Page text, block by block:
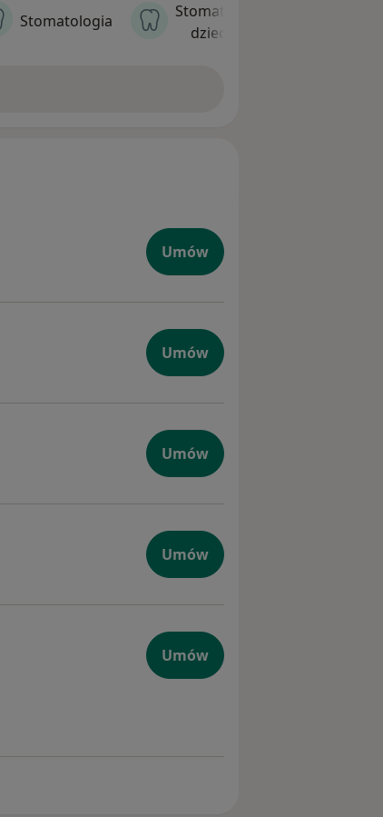
Stomatologia
Stomatologia
dziecięca
Umów
Umów
Umów
Umów
Umów